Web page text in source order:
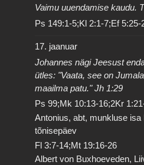
Vaimu uuendamise kaudu.
Ps 149:1-5;Kl 2:1-7;Ef 5:25-
17. jaanuar
Johannes nägi Jeesust
ütles: "Vaata, see on
maailma patu." Jh 1:29
Ps 99;Mk 10:13-16;2Kr
Antonius, abt, munkluse isa
tõnisepäev
Fl 3:7-14;Mt 19:16-26
Albert von Buxhoeveden,